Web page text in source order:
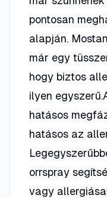
pontosan
alapján.
már egy
hogy biztos
ilyen
hatásos
hatásos az
orrspray
vagy